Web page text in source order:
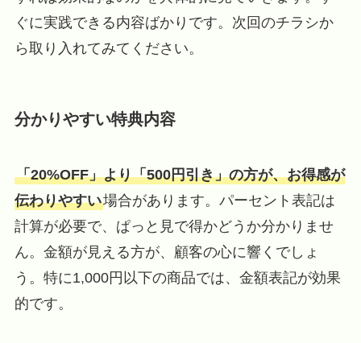
ぐに実践できる内容ばかりです。次回のチラシか
ら取り入れてみてください。
分かりやすい特典内容
「20%OFF」より「500円引き」の方が、お得感が
伝わりやすい場合があります。パーセント表記は
計算が必要で、ぱっと見で得かどうか分かりませ
ん。金額が見える方が、顧客の心に響くでしょ
う。特に1,000円以下の商品では、金額表記が効果
的です。